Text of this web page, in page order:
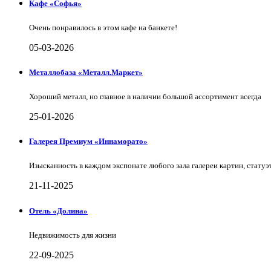
Кафе «Софья»
Очень понравилось в этом кафе на банкете!
05-03-2026
Металлобаза «Металл.Маркет»
Хороший металл, но главное в наличии большой ассортимент всегда
25-01-2026
Галерея Премиум «Иннаморато»
Изысканность в каждом экспонате любого зала галереи картин,
21-11-2025
Отель «Долина»
Недвижимость для жизни
22-09-2025